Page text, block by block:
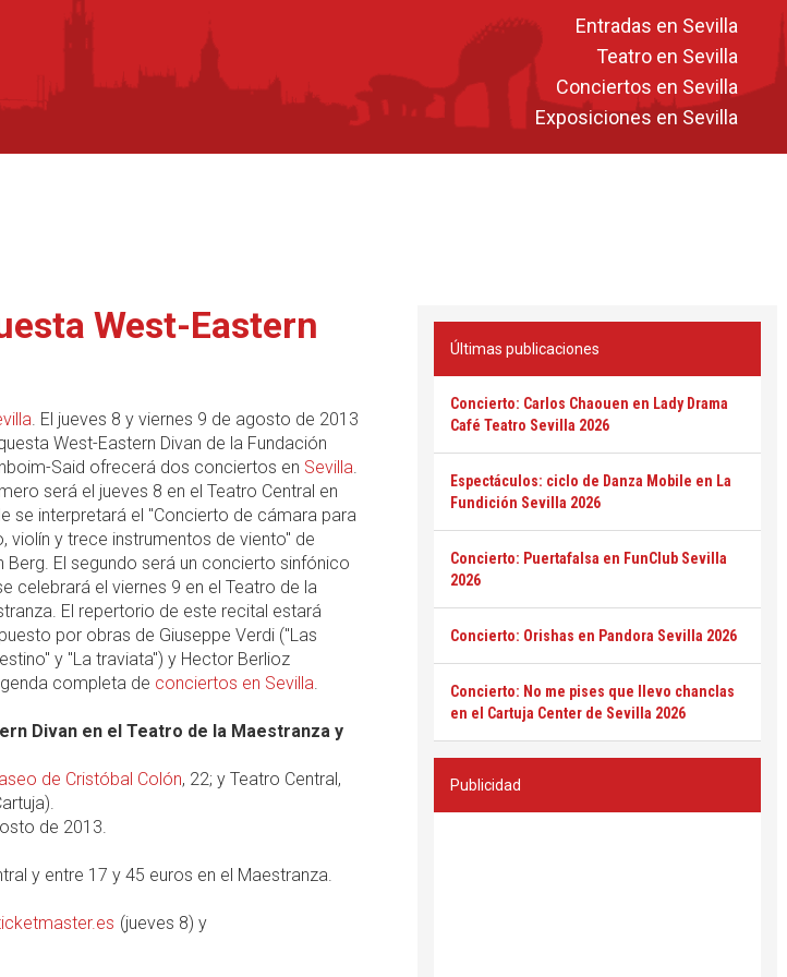
Entradas en Sevilla
Teatro en Sevilla
Conciertos en Sevilla
Exposiciones en Sevilla
West-Eastern
. El jueves 8 y viernes 9 de agosto de 2013
West-Eastern Divan de la Fundación
Said ofrecerá dos conciertos en Sevilla.
será el jueves 8 en el Teatro Central en
se interpretará el "Concierto de cámara para
violín y trece instrumentos de viento" de
Berg. El segundo será un concierto sinfónico
celebrará el viernes 9 en el Teatro de la
El repertorio de este recital estará
por obras de Giuseppe Verdi ("Las
y "La traviata") y Hector Berlioz
completa de conciertos en Sevilla.
Divan en el Teatro de la Maestranza y
de Cristóbal Colón, 22; y Teatro Central,
de 2013.
y entre 17 y 45 euros en el Maestranza.
(jueves 8) y
Últimas publicaciones
Concierto: Carlos Chaouen en Lady Drama
Café Teatro Sevilla 2026
Espectáculos: ciclo de Danza Mobile en La
Fundición Sevilla 2026
Concierto: Puertafalsa en FunClub Sevilla
2026
Concierto: Orishas en Pandora Sevilla 2026
Concierto: No me pises que llevo chanclas
en el Cartuja Center de Sevilla 2026
Publicidad